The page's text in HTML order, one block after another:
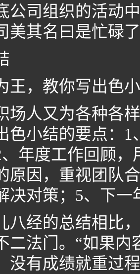
司组织的活动中
美其名曰是忙碌
，教你写出色
人又为各种各样
色小结的要点：
年度工作回顾
原因，重视团队
决对策；5、下
经的总结相比，
二法门。“如果
没有成绩就重过